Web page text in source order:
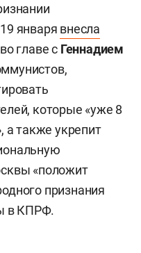
января внесла
главе с Геннадием
которые «уже 8
а также укрепит
«положит
признания
в КПРФ.